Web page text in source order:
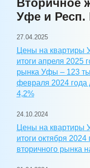
Вторичное
Уфе и Респ.
27.04.2025
Цены на квартиры
итоги апреля 2025
рынка Уфы – 123
февраля 2024 года
4,2%
24.10.2024
Цены на квартиры
итоги октября 2024
вторичного рынка